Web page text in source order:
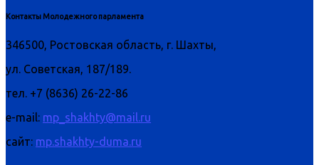
Контакты Молодежного парламента
346500, Ростовская область, г. Шахты,
ул. Советская, 187/189.
тел. +7 (8636) 26-22-86
e-mail: mp_shakhty@mail.ru
сайт: mp.shakhty-duma.ru